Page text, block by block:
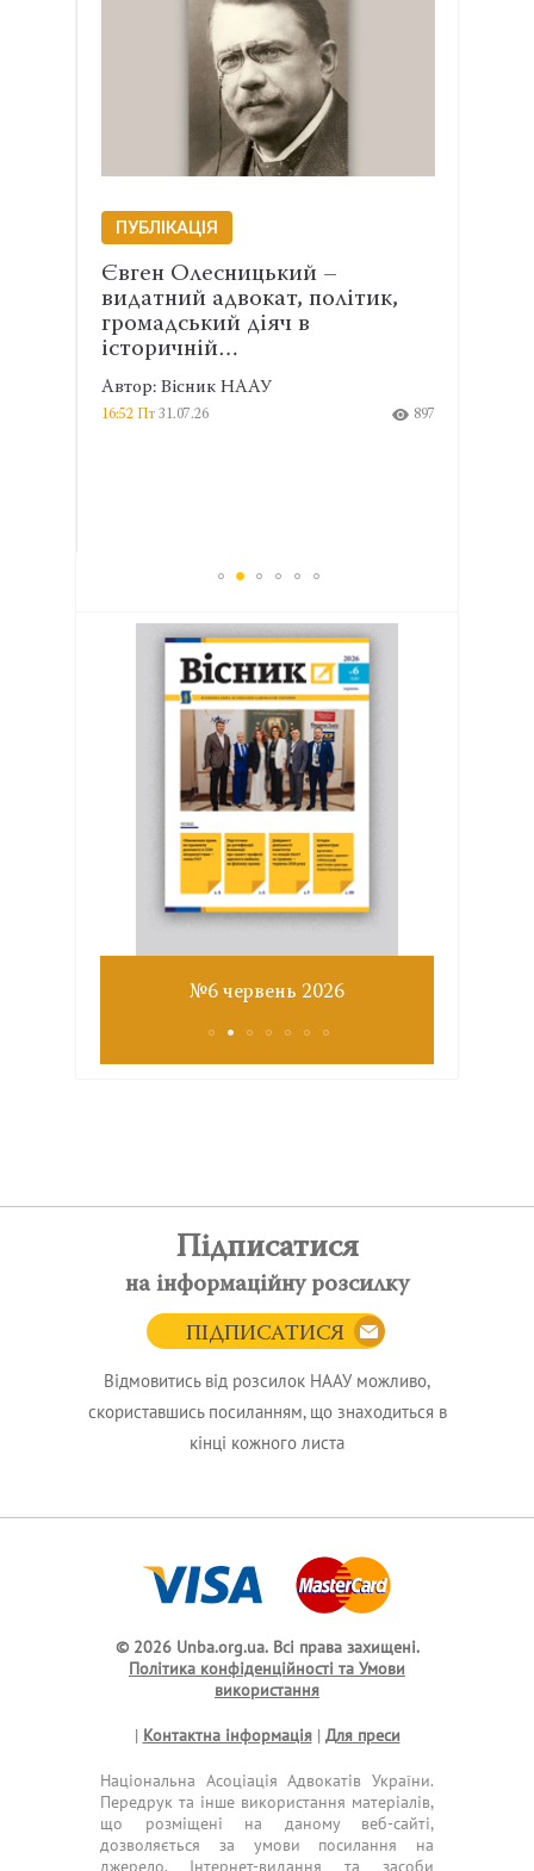
ПУБЛІКАЦІЯ
Євген Олесницький –
видатний адвокат, політик,
громадський діяч в
історичній…
Автор: Вісник НААУ
16:52 Пт 31.07.26 897
№6 червень 2026
Підписатися
на інформаційну розсилку
ПІДПИСАТИСЯ
Відмовитись від розсилок НААУ можливо,
скориставшись посиланням, що знаходиться в
кінці кожного листа
© 2026 Unba.org.ua. Всі права захищені.
Політика конфіденційності та Умови
використання
| Контактна інформація| Для преси
Національна Асоціація Адвокатів України.
Передрук та інше використання матеріалів,
що розміщені на даному веб-сайті,
дозволяється за умови посилання на
джерело. Інтернет-видання та засоби